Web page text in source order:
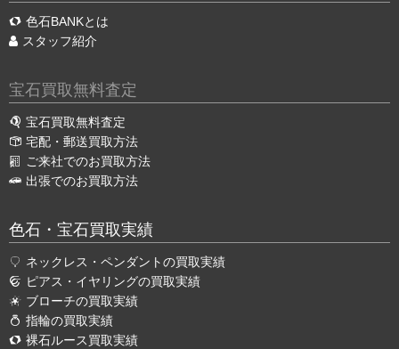
色石BANKとは
スタッフ紹介
宝石買取無料査定
宝石買取無料査定
宅配・郵送買取方法
ご来社でのお買取方法
出張でのお買取方法
色石・宝石買取実績
ネックレス・ペンダントの買取実績
ピアス・イヤリングの買取実績
ブローチの買取実績
指輪の買取実績
裸石ルース買取実績